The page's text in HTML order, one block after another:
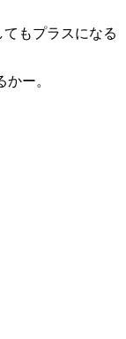
もプラスになる
ー。